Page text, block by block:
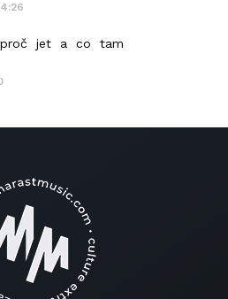
jet a co tam